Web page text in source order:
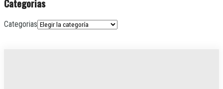
Categorias
Categorias